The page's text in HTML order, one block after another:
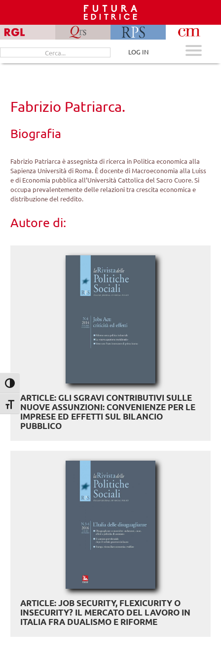
Attiva/disattiva alto contrasto
Attiva/disattiva dimensione testo
content
Cerca
per:
LOG IN
Fabrizio Patriarca.
Biografia
Fabrizio Patriarca è assegnista di ricerca in Politica economica alla
Sapienza Università di Roma. È docente di Macroeconomia alla Luiss
e di Economia pubblica all’Università Cattolica del Sacro Cuore. Si
occupa prevalentemente delle relazioni tra crescita economica e
distribuzione del reddito.
Autore di:
ARTICLE: GLI SGRAVI CONTRIBUTIVI SULLE
NUOVE ASSUNZIONI: CONVENIENZE PER LE
IMPRESE ED EFFETTI SUL BILANCIO
PUBBLICO
ARTICLE: JOB SECURITY, FLEXICURITY O
INSECURITY? IL MERCATO DEL LAVORO IN
ITALIA FRA DUALISMO E RIFORME